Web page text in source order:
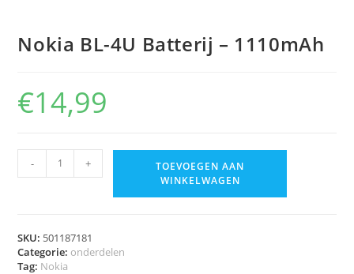
Nokia BL-4U Batterij – 1110mAh
€14,99
- +
TOEVOEGEN AAN
WINKELWAGEN
SKU: 501187181
Categorie: onderdelen
Tag: Nokia